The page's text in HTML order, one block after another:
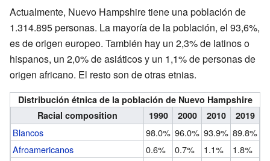
Actualmente, Nuevo Hampshire tiene una población de
1.314.895 personas. La mayoría de la población, el 93,6%,
es de origen europeo. También hay un 2,3% de latinos o
hispanos, un 2,0% de asiáticos y un 1,1% de personas de
origen africano. El resto son de otras etnias.
Distribución étnica de la población de Nuevo Hampshire
Racial composition
1990 2000 2010 2019
Blancos 98.0% 96.0% 93.9% 89.8%
Afroamericanos
0.6% 0.7% 1.1%
1.8%